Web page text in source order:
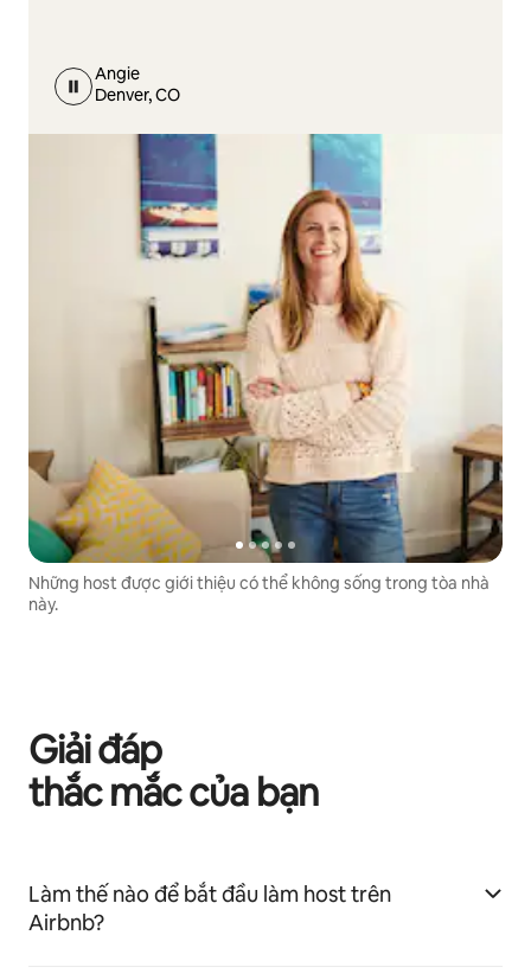
Angie
Denver, CO
Những host được giới thiệu có thể không sống trong tòa nhà
này.
Giải đáp
thắc mắc của bạn
Làm thế nào để bắt đầu làm host trên
Airbnb?